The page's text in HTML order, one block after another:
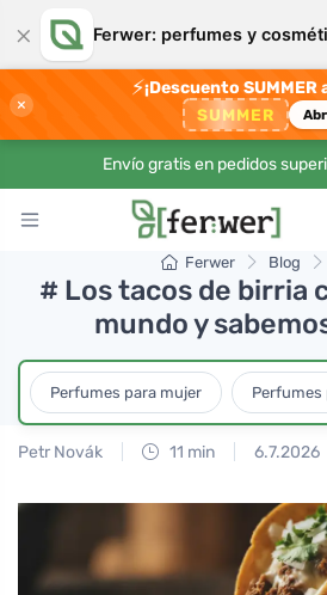
× Ferwer: perfumes y
×
⚡¡Descuento SUMMER
SUMMER
Envío gratis en pedidos
Ferwer Blog
# Los tacos de birria
mundo y
Perfumes para mujer Perfumes
Petr Novák 11 min 6.7.2026